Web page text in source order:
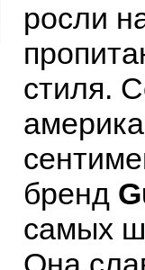
росли
стиля.
бренд
самых